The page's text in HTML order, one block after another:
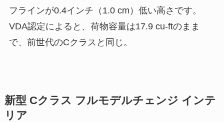
フラインが0.4インチ（1.0 cm）低い高さです。
VDA認定によると、荷物容量は17.9 cu-ftのまま
で、前世代のCクラスと同じ。
新型 Cクラス フルモデルチェンジ インテ
リア